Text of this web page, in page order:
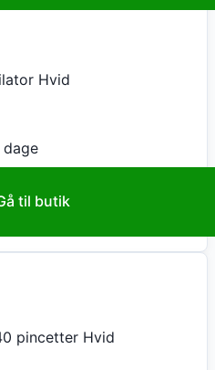
Hvid
dage
til butik
pincetter Hvid